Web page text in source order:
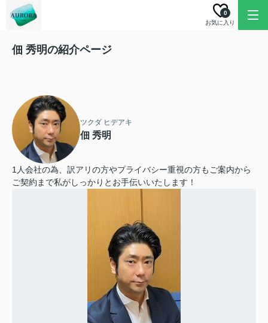
お気に入り
0
佃 秀明の紹介ページ
ツクダ ヒデアキ
佃 秀明
1人会社の為、訳アリの方やプライバシー重視の方もご案内から
ご契約まで私がしっかりとお手伝いいたします！